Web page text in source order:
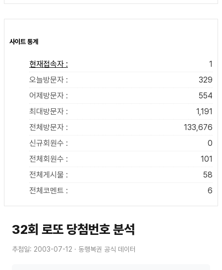
사이트 통계
현재접속자 :
1
오늘방문자 :
329
어제방문자 :
554
최대방문자 :
1,191
전체방문자 :
133,676
신규회원수 :
0
전체회원수 :
101
전체게시물 :
58
전체코멘트 :
6
32회 로또 당첨번호 분석
추첨일: 2003-07-12 · 동행복권 공식 데이터